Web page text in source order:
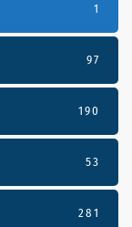
1
97
190
53
281